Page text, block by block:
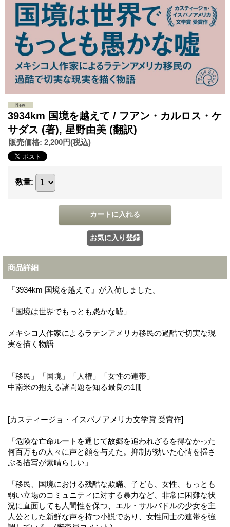
3934km 国境を越えて / フアン・カルロス・ケ
サダス (著), 星野由美 (翻訳)
販売価格: 2,200円(税込)
数量:
商品詳細
『3934km 国境を越えて』が入荷しました。
「国境は世界でもっとも愚かな嘘」
メキシコ人作家によるラテンアメリカ移民の過酷で切実な現
実を描く物語
「移民」「国境」「人権」「女性の連帯」
中南米の抱える諸問題を知る最良の1冊
[カスティージョ・イスパノアメリカ文学賞 受賞作]
「危険な亡命ルートを通じて故郷を追われざるを得なかった
何百万もの人々に声と顔を与えた。抑制が効いた心情を揺さ
ぶる描写が素晴らしい」
「移民、国境における残酷な欺瞞、子ども、女性、もっとも
弱い立場のコミュニティに対する暴力など、非常に困難な状
況に直面しても人間性を保つ、エル・サルバドルの少女を主
人公とした新鮮な声を持つ小説であり、女性同士の連帯を強